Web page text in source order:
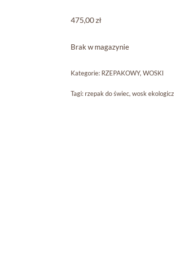
475,00zł
Brak w magazynie
Kategorie: RZEPAKOWY,WOSKI
Tagi: rzepak do świec,wosk